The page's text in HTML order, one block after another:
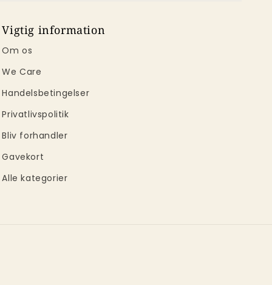
Vigtig information
Om os
We Care
Handelsbetingelser
Privatlivspolitik
Bliv forhandler
Gavekort
Alle kategorier